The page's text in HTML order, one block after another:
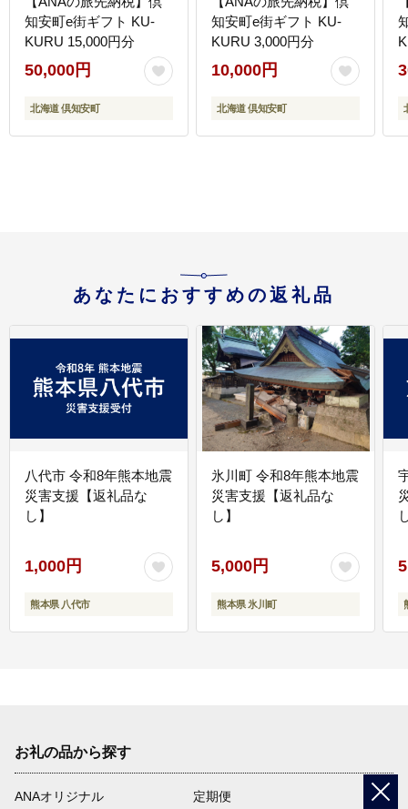
知安町e街ギフト KU-
KURU 15,000円分
50,000円
北海道 倶知安町
知安町e街ギフト KU-
KURU 3,000円分
10,000円
北海道 倶知安町
あなたにおすすめの返礼品
八代市 令和8年熊本地震
災害支援【返礼品な
し】
1,000円
熊本県 八代市
氷川町 令和8年熊本地震
災害支援【返礼品な
し】
5,000円
熊本県 氷川町
お礼の品から探す
ANAオリジナル
定期便